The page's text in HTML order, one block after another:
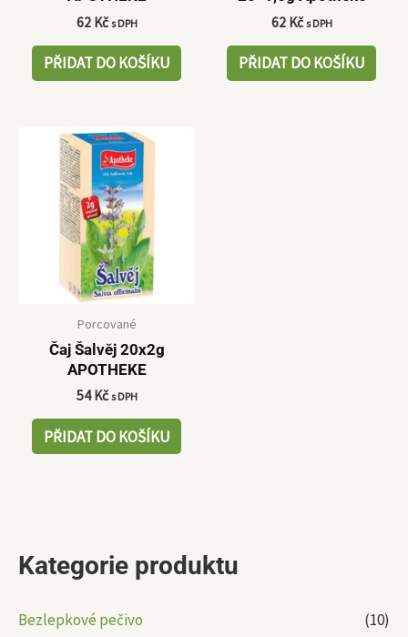
Kategorie produktu
Bezlepkové pečivo
(10)
62 Kč s DPH
PŘIDAT DO KOŠÍKU
62 Kč s DPH
PŘIDAT DO KOŠÍKU
Porcované
Čaj Šalvěj 20x2g
APOTHEKE
54Kč s DPH
PŘIDAT DO KOŠÍKU